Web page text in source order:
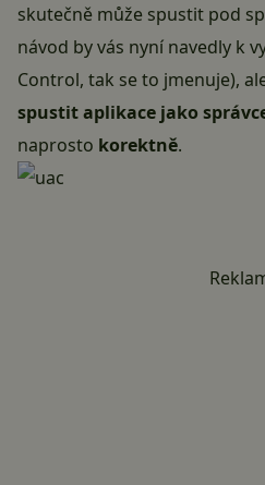
skutečně může spustit pod
návod by vás nyní navedly k
Control, tak se to jmenuje),
spustit aplikace jako
naprosto korektně.